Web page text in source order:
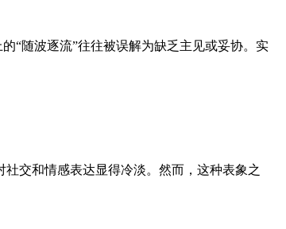
“随波逐流”往往被误解为缺乏主见或妥协。实
交和情感表达显得冷淡。然而，这种表象之